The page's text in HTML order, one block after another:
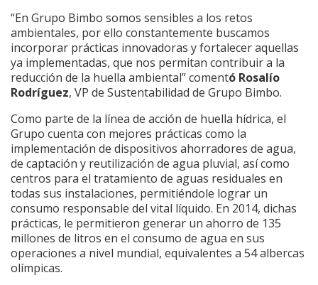
“En Grupo Bimbo somos sensibles a los retos
ambientales, por ello constantemente buscamos
incorporar prácticas innovadoras y fortalecer aquellas
ya implementadas, que nos permitan contribuir a la
reducción de la huella ambiental” comentó Rosalío
Rodríguez, VP de Sustentabilidad de Grupo Bimbo.
Como parte de la línea de acción de huella hídrica, el
Grupo cuenta con mejores prácticas como la
implementación de dispositivos ahorradores de agua,
de captación y reutilización de agua pluvial, así como
centros para el tratamiento de aguas residuales en
todas sus instalaciones, permitiéndole lograr un
consumo responsable del vital líquido. En 2014, dichas
prácticas, le permitieron generar un ahorro de 135
millones de litros en el consumo de agua en sus
operaciones a nivel mundial, equivalentes a 54 albercas
olímpicas.